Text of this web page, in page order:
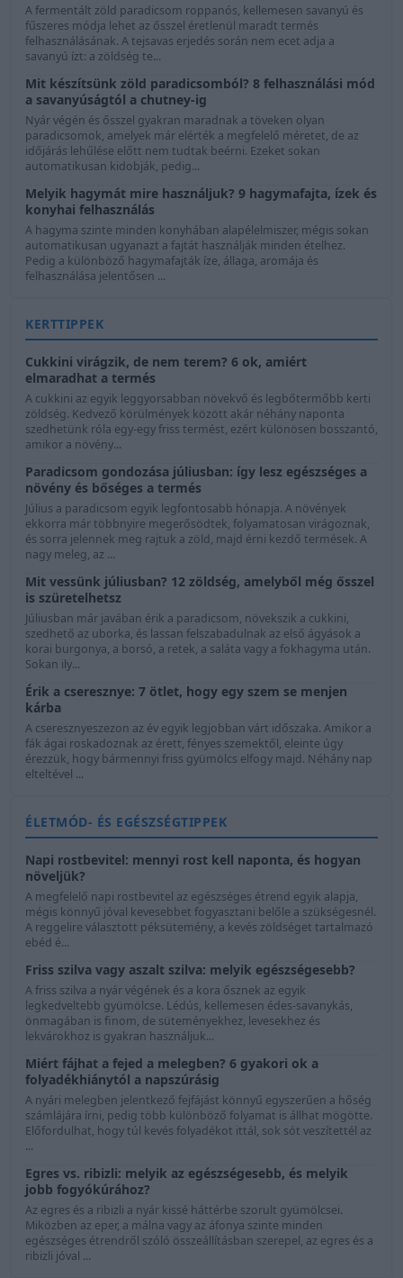
A fermentált zöld paradicsom roppanós, kellemesen savanyú és
fűszeres módja lehet az ősszel éretlenül maradt termés
felhasználásának. A tejsavas erjedés során nem ecet adja a
savanyú ízt: a zöldség te...
Mit készítsünk zöld paradicsomból? 8 felhasználási mód
a savanyúságtól a chutney-ig
Nyár végén és ősszel gyakran maradnak a töveken olyan
paradicsomok, amelyek már elérték a megfelelő méretet, de az
időjárás lehűlése előtt nem tudtak beérni. Ezeket sokan
automatikusan kidobják, pedig...
Melyik hagymát mire használjuk? 9 hagymafajta, ízek és
konyhai felhasználás
A hagyma szinte minden konyhában alapélelmiszer, mégis sokan
automatikusan ugyanazt a fajtát használják minden ételhez.
Pedig a különböző hagymafajták íze, állaga, aromája és
felhasználása jelentősen ...
KERTTIPPEK
Cukkini virágzik, de nem terem? 6 ok, amiért
elmaradhat a termés
A cukkini az egyik leggyorsabban növekvő és legbőtermőbb kerti
zöldség. Kedvező körülmények között akár néhány naponta
szedhetünk róla egy-egy friss termést, ezért különösen bosszantó,
amikor a növény...
Paradicsom gondozása júliusban: így lesz egészséges a
növény és bőséges a termés
Július a paradicsom egyik legfontosabb hónapja. A növények
ekkorra már többnyire megerősödtek, folyamatosan virágoznak,
és sorra jelennek meg rajtuk a zöld, majd érni kezdő termések. A
nagy meleg, az ...
Mit vessünk júliusban? 12 zöldség, amelyből még ősszel
is szüretelhetsz
Júliusban már javában érik a paradicsom, növekszik a cukkini,
szedhető az uborka, és lassan felszabadulnak az első ágyások a
korai burgonya, a borsó, a retek, a saláta vagy a fokhagyma után.
Sokan ily...
Érik a cseresznye: 7 ötlet, hogy egy szem se menjen
kárba
A cseresznyeszezon az év egyik legjobban várt időszaka. Amikor a
fák ágai roskadoznak az érett, fényes szemektől, eleinte úgy
érezzük, hogy bármennyi friss gyümölcs elfogy majd. Néhány nap
elteltével ...
ÉLETMÓD- ÉS EGÉSZSÉGTIPPEK
Napi rostbevitel: mennyi rost kell naponta, és hogyan
növeljük?
A megfelelő napi rostbevitel az egészséges étrend egyik alapja,
mégis könnyű jóval kevesebbet fogyasztani belőle a szükségesnél.
A reggelire választott péksütemény, a kevés zöldséget tartalmazó
ebéd é...
Friss szilva vagy aszalt szilva: melyik egészségesebb?
A friss szilva a nyár végének és a kora ősznek az egyik
legkedveltebb gyümölcse. Lédús, kellemesen édes-savanykás,
önmagában is finom, de süteményekhez, levesekhez és
lekvárokhoz is gyakran használjuk...
Miért fájhat a fejed a melegben? 6 gyakori ok a
folyadékhiánytól a napszúrásig
A nyári melegben jelentkező fejfájást könnyű egyszerűen a hőség
számlájára írni, pedig több különböző folyamat is állhat mögötte.
Előfordulhat, hogy túl kevés folyadékot ittál, sok sót veszítettél az
...
Egres vs. ribizli: melyik az egészségesebb, és melyik
jobb fogyókúrához?
Az egres és a ribizli a nyár kissé háttérbe szorult gyümölcsei.
Miközben az eper, a málna vagy az áfonya szinte minden
egészséges étrendről szóló összeállításban szerepel, az egres és a
ribizli jóval ...